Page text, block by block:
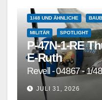
1/48 UND ÄHNLICHE
MILITÄR SPOTLIGHT
P-47N-1-RE
E-Ruth
Revell - 04867 - 1/48
JULI 31, 2026